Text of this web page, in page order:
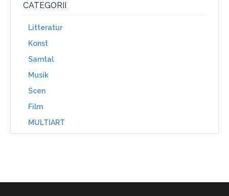
CATEGORII
Litteratur
Konst
Samtal
Musik
Scen
Film
MULTIART